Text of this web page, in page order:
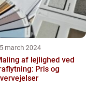
march 2024
af lejlighed ved
Pris og